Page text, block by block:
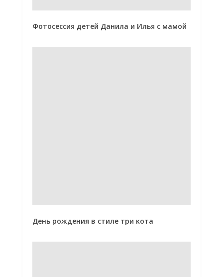
Фотосессия детей Данила и Илья с мамой
День рождения в стиле три кота